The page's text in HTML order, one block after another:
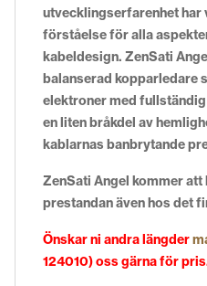
utvecklingserfarenhet har
förståelse för alla
kabeldesign. ZenSati
balanserad kopparledare
elektroner med
en liten bråkdel av
kablarnas banbrytande
ZenSati Angel kommer
prestandan även hos det
Önskar ni andra längder
124010) oss gärna för